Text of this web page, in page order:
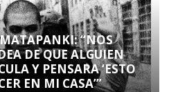
“NOS
DE QUE ALGUIEN
Y PENSARA ‘ESTO
EN MI CASA’”